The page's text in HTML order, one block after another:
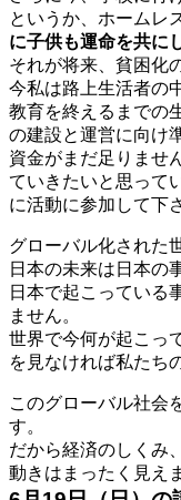
というか、ホームレ
に子供も運命を共に
それが将来、貧困化
今私は路上生活者の
教育を終えるまでの
の建設と運営に向け
資金がまだ足りませ
ていきたいと思って
に活動に参加して下
グローバル化された
日本の未来は日本の
日本で起こっている
ません。
世界で今何が起こっ
を見なければ私たち
このグローバル社会
す。
だから経済のしくみ
動きはまったく見え